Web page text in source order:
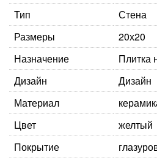
Тип
Стена
Размеры
20х20
Назначение
Плитка
Дизайн
Дизайн
Материал
Цвет
желтый
Покрытие